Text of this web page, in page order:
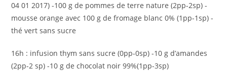
04 01 2017) -100 g de pommes de terre nature (2pp-2sp) -
mousse orange avec 100 g de fromage blanc 0% (1pp-1sp) -
thé vert sans sucre
16h : infusion thym sans sucre (0pp-0sp) -10 g d’amandes
(2pp-2 sp) -10 g de chocolat noir 99%(1pp-3sp)